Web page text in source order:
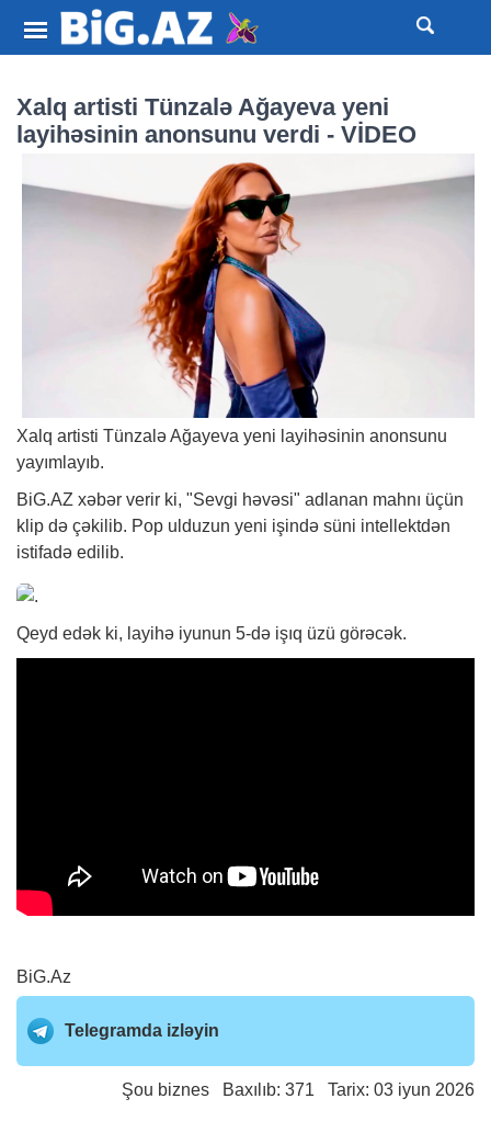
Xalq artisti Tünzalə Ağayeva yeni
layihəsinin anonsunu verdi - VİDEO
Xalq artisti Tünzalə Ağayeva yeni layihəsinin anonsunu
yayımlayıb.
BiG.AZ xəbər verir ki, "Sevgi həvəsi" adlanan mahnı üçün
klip də çəkilib. Pop ulduzun yeni işində süni intellektdən
istifadə edilib.
Qeyd edək ki, layihə iyunun 5-də işıq üzü görəcək.
BiG.Az
Telegramda izləyin
Şou biznes Baxılıb: 371 Tarix: 03 iyun 2026